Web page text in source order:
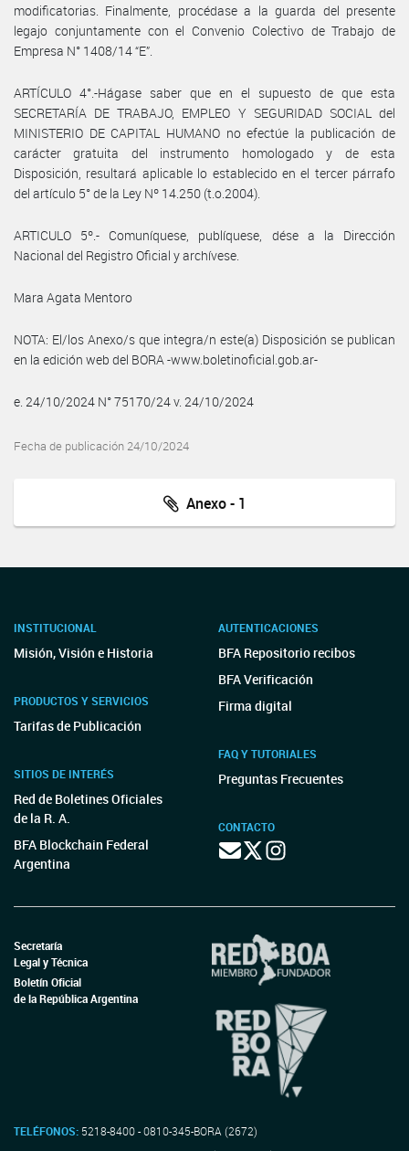
modificatorias. Finalmente, procédase a la guarda del presente
legajo conjuntamente con el Convenio Colectivo de Trabajo de
Empresa N° 1408/14 “E”.
ARTÍCULO 4°.-Hágase saber que en el supuesto de que esta
SECRETARÍA DE TRABAJO, EMPLEO Y SEGURIDAD SOCIAL del
MINISTERIO DE CAPITAL HUMANO no efectúe la publicación de
carácter gratuita del instrumento homologado y de esta
Disposición, resultará aplicable lo establecido en el tercer párrafo
del artículo 5° de la Ley Nº 14.250 (t.o.2004).
ARTICULO 5º.- Comuníquese, publíquese, dése a la Dirección
Nacional del Registro Oficial y archívese.
Mara Agata Mentoro
NOTA: El/los Anexo/s que integra/n este(a) Disposición se publican
en la edición web del BORA -www.boletinoficial.gob.ar-
e. 24/10/2024 N° 75170/24 v. 24/10/2024
Fecha de publicación 24/10/2024
Anexo - 1
INSTITUCIONAL
Misión, Visión e Historia
PRODUCTOS Y SERVICIOS
Tarifas de Publicación
SITIOS DE INTERÉS
Red de Boletines Oficiales
de la R. A.
BFA Blockchain Federal
Argentina
AUTENTICACIONES
BFA Repositorio recibos
BFA Verificación
Firma digital
FAQ Y TUTORIALES
Preguntas Frecuentes
CONTACTO
Secretaría
Legal y Técnica
Boletín Oficial
de la República Argentina
TELÉFONOS: 5218-8400 - 0810-345-BORA (2672)